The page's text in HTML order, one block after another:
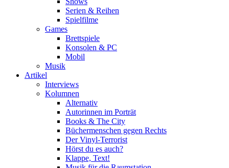
Serien & Reihen
Spielfilme
Games
Brettspiele
Konsolen & PC
Mobil
Musik
Artikel
Interviews
Kolumnen
Alternativ
Autorinnen im Porträt
Books & The City
Büchermenschen gegen Rechts
Der Vinyl-Terrorist
Hörst du es auch?
Klappe, Text!